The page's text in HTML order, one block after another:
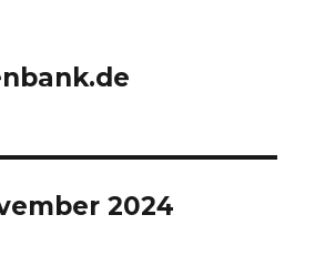
2024